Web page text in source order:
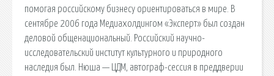
помогая российскому бизнесу ориентироваться в мире. В
сентябре 2006 года Медиахолдингом «Эксперт» был создан
деловой общенациональный. Российский научно-
исследовательский институт культурного и природного
наследия был. Нюша — ЦДМ, автограф-сессия в преддверии